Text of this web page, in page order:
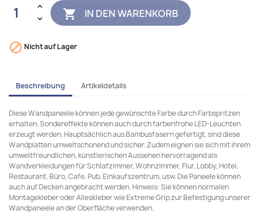
 IN DEN WARENKORB
 Nicht auf Lager
Beschreibung Artikeldetails
Diese Wandpaneele können jede gewünschte Farbe durch Farbspritzen
erhalten. Sondereffekte können auch durch farbenfrohe LED-Leuchten
erzeugt werden. Hauptsächlich aus Bambusfasern gefertigt, sind diese
Wandplatten umweltschonend und sicher. Zudem eignen sie sich mit ihrem
umweltfreundlichen, künstlerischen Aussehen hervorragend als
Wandverkleidungen für Schlafzimmer, Wohnzimmer, Flur, Lobby, Hotel,
Restaurant, Büro, Cafe, Pub, Einkaufszentrum, usw. Die Paneele können
auch auf Decken angebracht werden. Hinweis: Sie können normalen
Montagekleber oder Alleskleber wie Extreme Grip zur Befestigung unserer
Wandpaneele an der Oberfläche verwenden.